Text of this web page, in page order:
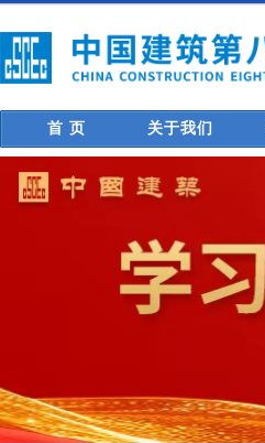
首 页 关于我们